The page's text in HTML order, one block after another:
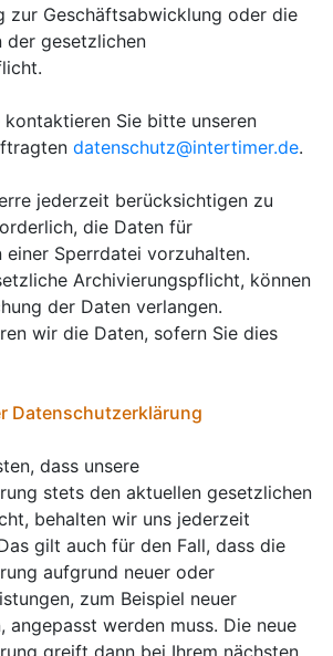
zur Geschäftsabwicklung oder die
der gesetzlichen
kontaktieren Sie bitte unseren
datenschutz@intertimer.de.
jederzeit berücksichtigen zu
die Daten für
Sperrdatei vorzuhalten.
Archivierungspflicht, können
der Daten verlangen.
wir die Daten, sofern Sie dies
Datenschutzerklärung
dass unsere
stets den aktuellen gesetzlichen
behalten wir uns jederzeit
gilt auch für den Fall, dass die
aufgrund neuer oder
zum Beispiel neuer
angepasst werden muss. Die neue
greift dann bei Ihrem nächsten